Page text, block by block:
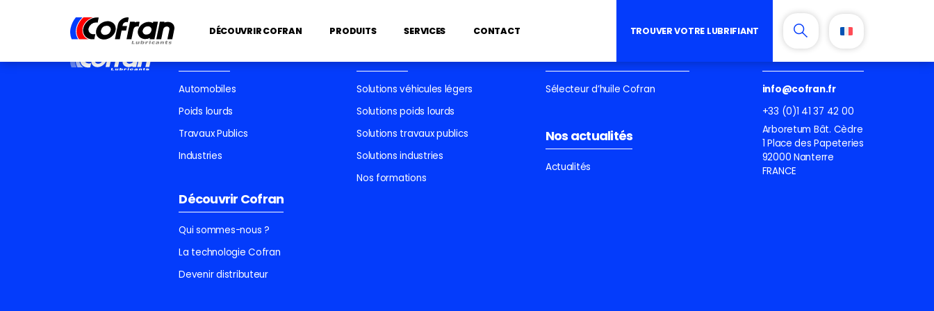
DÉCOUVRIR COFRAN PRODUITS SERVICES CONTACT TROUVER VOTRE LUBRIFIANT
Produits
Automobiles
Poids lourds
Travaux Publics
Industries
Découvrir Cofran
Qui sommes-nous ?
La technologie Cofran
Devenir distributeur
Services
Solutions véhicules légers
Solutions poids lourds
Solutions travaux publics
Solutions industries
Nos formations
Trouvez votre lubrifiant
Sélecteur d’huile Cofran
Nos actualités
Actualités
Contactez-nous
info@cofran.fr
+33 (0)1 41 37 42 00
Arboretum Bât. Cèdre
1 Place des Papeteries
92000 Nanterre
FRANCE